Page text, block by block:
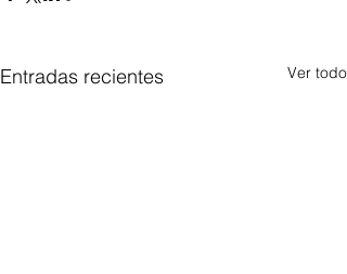
Entradas recientes Ver todo